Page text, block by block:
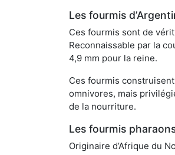
Les fourmis
Ces fourmis sont de
Reconnaissable par la
4,9 mm pour la reine.
Ces fourmis
omnivores, mais
de la nourriture.
Les fourmis
Originaire d’Afrique du